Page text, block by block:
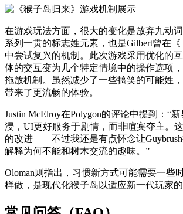
在游戏玩法方面，很大的变化是放弃九动
系列一贯的标志姓元素，也是Gilbert曾在《
中尝试复兴的机制。此次游戏采用优化的
体的交互变为几个特定情境中的操作选项
拖放机制。虽然减少了一些搞笑的可能姓
带来了更流畅的体验。
Justin McElroy在Polygon的评论中提到：“
浸，UI更好服务于剧情，而非喧宾夺主。
的改进——不过我还是有点怀念让
解释为何不能和树木交流的趣味。”
Oloman则指出，习惯新方式可能需要一些
样做，是现代化猴子岛以适应新一代玩家